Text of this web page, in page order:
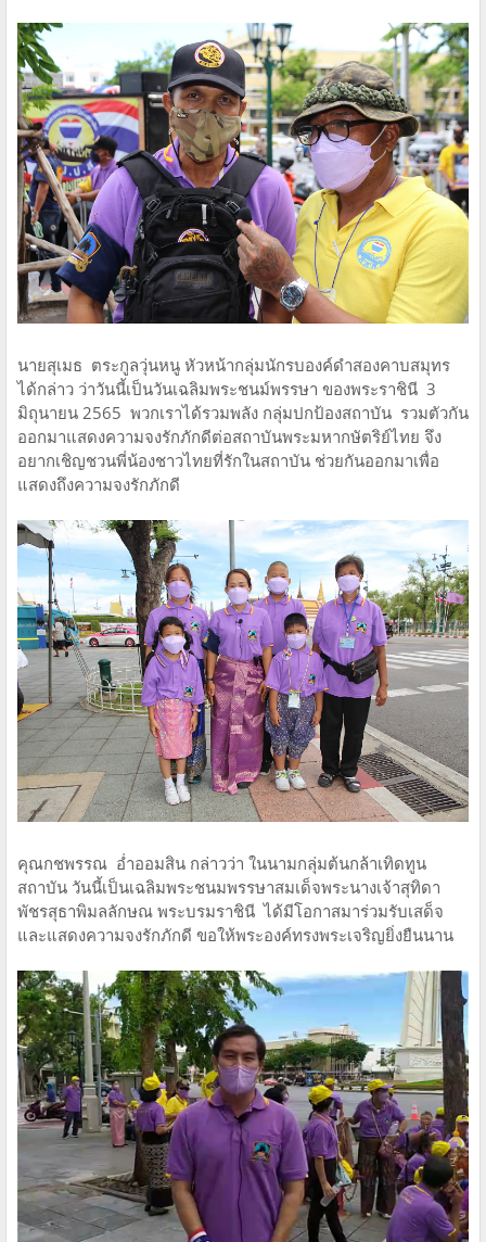
นายสุเมธ ตระกูลวุ่นหนู หัวหน้ากลุ่มนักรบองค์ดำสองคาบสมุทร
ได้กล่าว ว่าวันนี้เป็นวันเฉลิมพระชนม์พรรษา ของพระราชินี 3
มิถุนายน 2565 พวกเราได้รวมพลัง กลุ่มปกป้องสถาบัน รวมตัวกัน
ออกมาแสดงความจงรักภักดีต่อสถาบันพระมหากษัตริย์ไทย จึง
อยากเชิญชวนพี่น้องชาวไทยที่รักในสถาบัน ช่วยกันออกมาเพื่อ
แสดงถึงความจงรักภักดี
คุณกชพรรณ อ่ำออมสิน กล่าวว่า ในนามกลุ่มต้นกล้าเทิดทูน
สถาบัน วันนี้เป็นเฉลิมพระชนมพรรษาสมเด็จพระนางเจ้าสุทิดา
พัชรสุธาพิมลลักษณ พระบรมราชินี ได้มีโอกาสมาร่วมรับเสด็จ
และแสดงความจงรักภักดี ขอให้พระองค์ทรงพระเจริญยิ่งยืนนาน